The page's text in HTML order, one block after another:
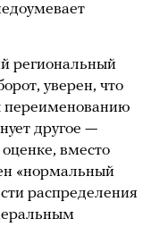
региональный
уверен, что
переименованию
другое —
вместо
«нормальный
распределения